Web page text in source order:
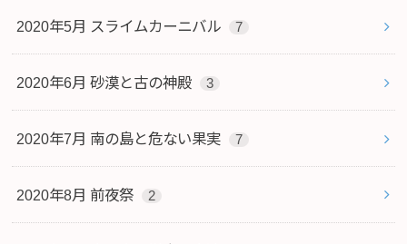
2020年5月 スライムカーニバル 7
2020年6月 砂漠と古の神殿 3
2020年7月 南の島と危ない果実 7
2020年8月 前夜祭 2